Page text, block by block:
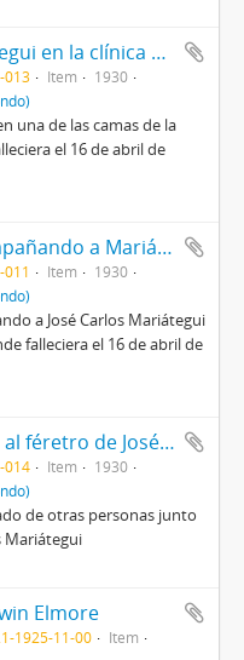
José Carlos Mariátegui en la clínica Villarán
013 Item
1930
una de las camas de la
el 16 de abril de
Miguel Adler acompañando a Mariátegui en su lecho de muerte
011 Item
1930
a José Carlos Mariátegui
falleciera el 16 de abril de
Miguel Adler junto al féretro de José Carlos Mariátegui
014 Item
1930
de otras personas junto
Mariátegui
Elmore
1925-11-00
Item